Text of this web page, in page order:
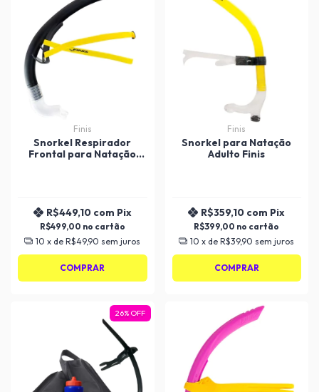
Finis
Snorkel Respirador
Frontal para Natação
R$499,00
R$449,10 com Pix
10 x deR$49,90 sem juros
COMPRAR
Finis
Snorkel para Natação
Adulto Finis
R$399,00
R$359,10 com Pix
10 x deR$39,90 sem juros
COMPRAR
26% OFF